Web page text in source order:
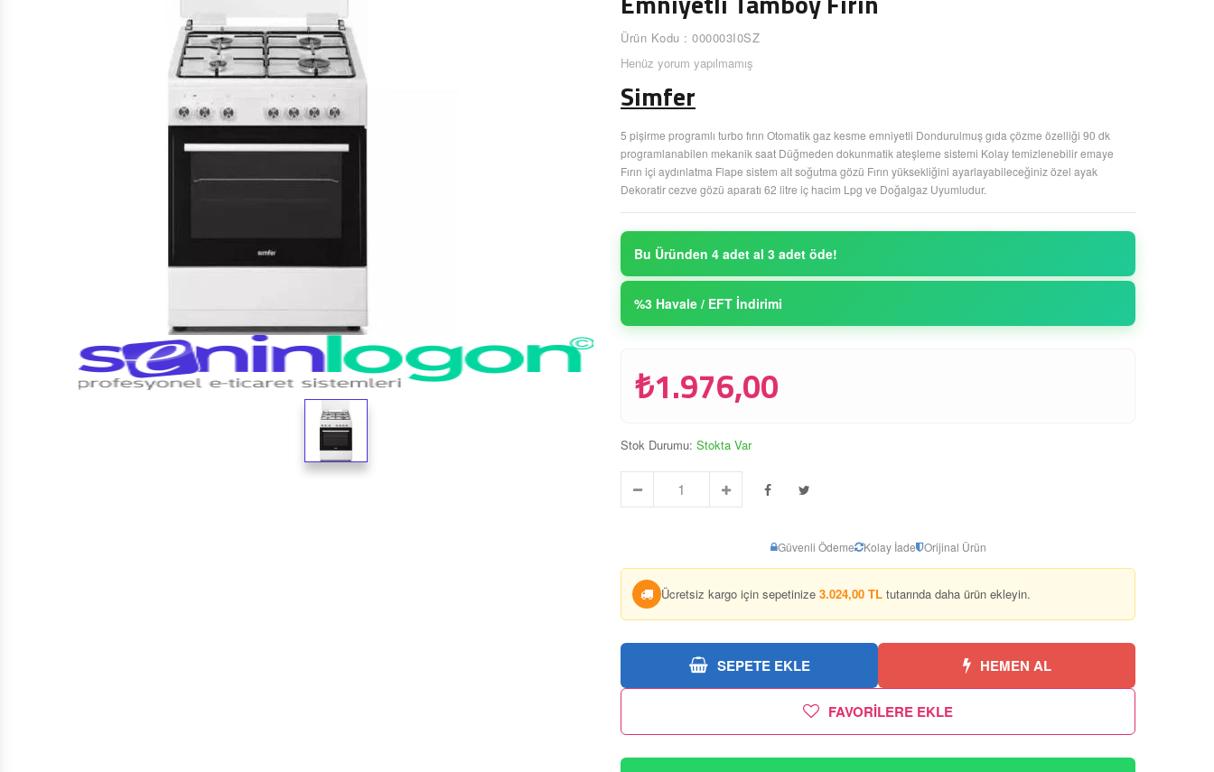
Ürün Kodu : 000003I0SZ
Henüz yorum yapılmamış
Simfer
5 pişirme programlı turbo fırın Otomatik gaz kesme emniyetli Dondurulmuş gıda çözme özelliği 90 dk
programlanabilen mekanik saat Düğmeden dokunmatik ateşleme sistemi Kolay temizlenebilir emaye
Fırın içi aydınlatma Flape sistem alt soğutma gözü Fırın yüksekliğini ayarlayabileceğiniz özel ayak
Dekoratir cezve gözü aparatı 62 litre iç hacim Lpg ve Doğalgaz Uyumludur.
Bu Üründen 4 adet al 3 adet öde!
%3 Havale / EFT İndirimi
₺1.976,00
Stok Durumu: Stokta Var
Güvenli Ödeme Kolay İade Orijinal Ürün
Ücretsiz kargo için sepetinize 3.024,00 TL tutarında daha ürün ekleyin.
SEPETE EKLE HEMEN AL
FAVORİLERE EKLE